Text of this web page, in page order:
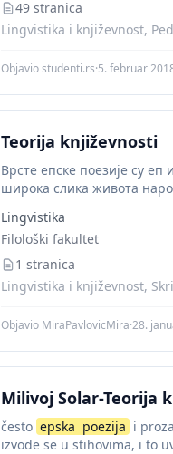
49 stranica
Lingvistika i književnost,
Objavio studenti.rs·5. februar
Teorija književnosti
Врсте епске поезије су еп
широка слика живота
Lingvistika
Filološki fakultet
1 stranica
Lingvistika i književnost,
Objavio MiraPavlovicMira·28.
Milivoj Solar-Teorija
često epska poezija i
izvode se u stihovima, i to